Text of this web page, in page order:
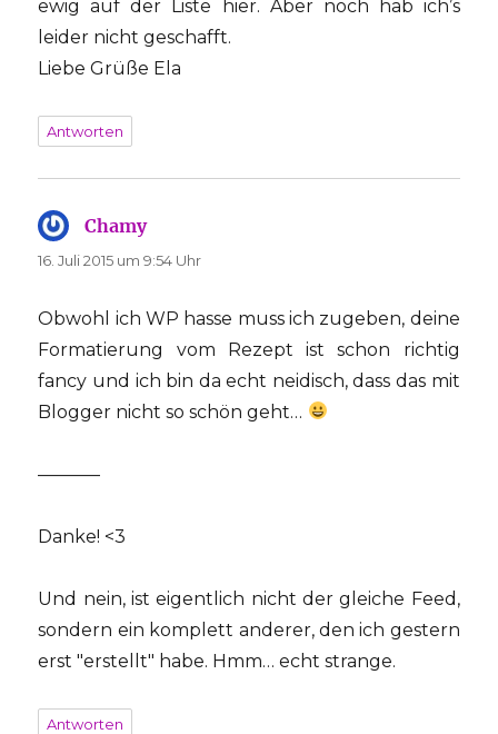
ewig auf der Liste hier. Aber noch hab ich’s
leider nicht geschafft.
Liebe Grüße Ela
Antworten
Chamysagt:
16. Juli 2015 um 9:54 Uhr
Obwohl ich WP hasse muss ich zugeben, deine
Formatierung vom Rezept ist schon richtig
fancy und ich bin da echt neidisch, dass das mit
Blogger nicht so schön geht…
———–
Danke! <3
Und nein, ist eigentlich nicht der gleiche Feed,
sondern ein komplett anderer, den ich gestern
erst "erstellt" habe. Hmm… echt strange.
Antworten